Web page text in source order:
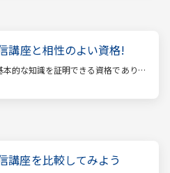
講座と相性のよい資格!
的な知識を証明できる資格であり、
ITと聞くと、専門的な知識を問われ
講座を比較してみよう